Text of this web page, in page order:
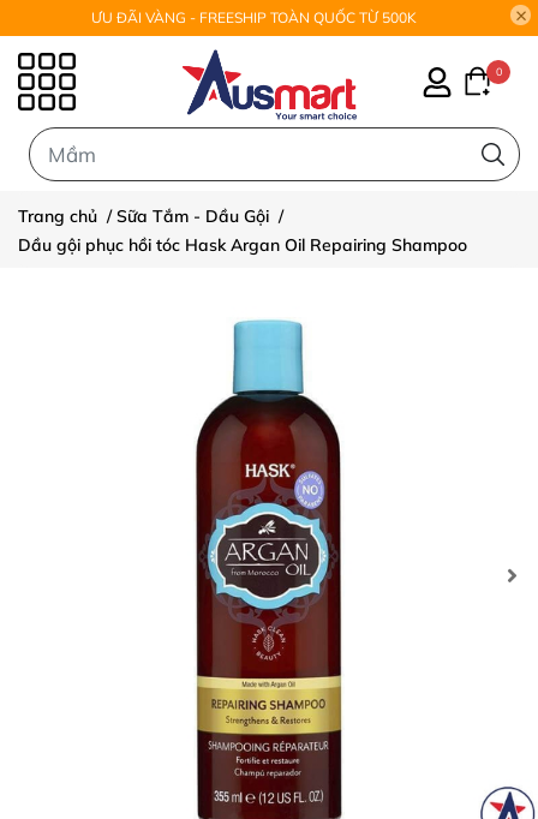
ƯU ĐÃI VÀNG - FREESHIP TOÀN QUỐC TỪ 500K
0
Trang chủ /Sữa Tắm - Dầu Gội /
Dầu gội phục hồi tóc Hask Argan Oil Repairing Shampoo